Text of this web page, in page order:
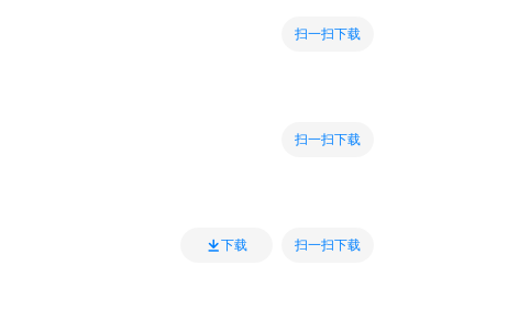
扫一扫下载
扫一扫下载
下载 扫一扫下载